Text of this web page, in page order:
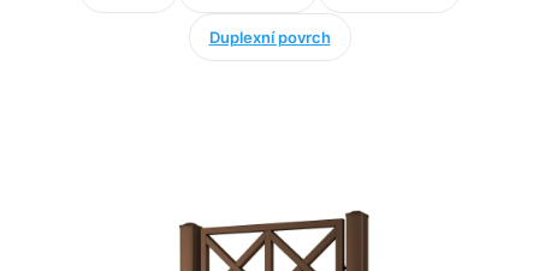
Duplexní povrch